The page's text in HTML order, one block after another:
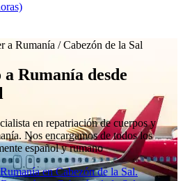
Rumanía /Cabezón de la Sal
Rumanía desde
en repatriación de cuerpos y
Nos encargamos de todos los
español y rumano
en Cabezón de la Sal.